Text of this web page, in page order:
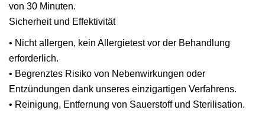
von 30 Minuten.
Sicherheit und Effektivität
• Nicht allergen, kein Allergietest vor der Behandlung
erforderlich.
• Begrenztes Risiko von Nebenwirkungen oder
Entzündungen dank unseres einzigartigen Verfahrens.
• Reinigung, Entfernung von Sauerstoff und Sterilisation.